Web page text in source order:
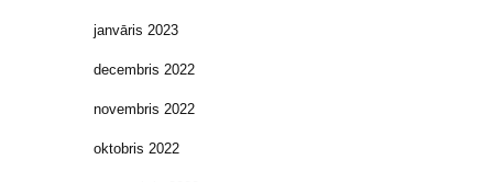
janvāris 2023
decembris 2022
novembris 2022
oktobris 2022